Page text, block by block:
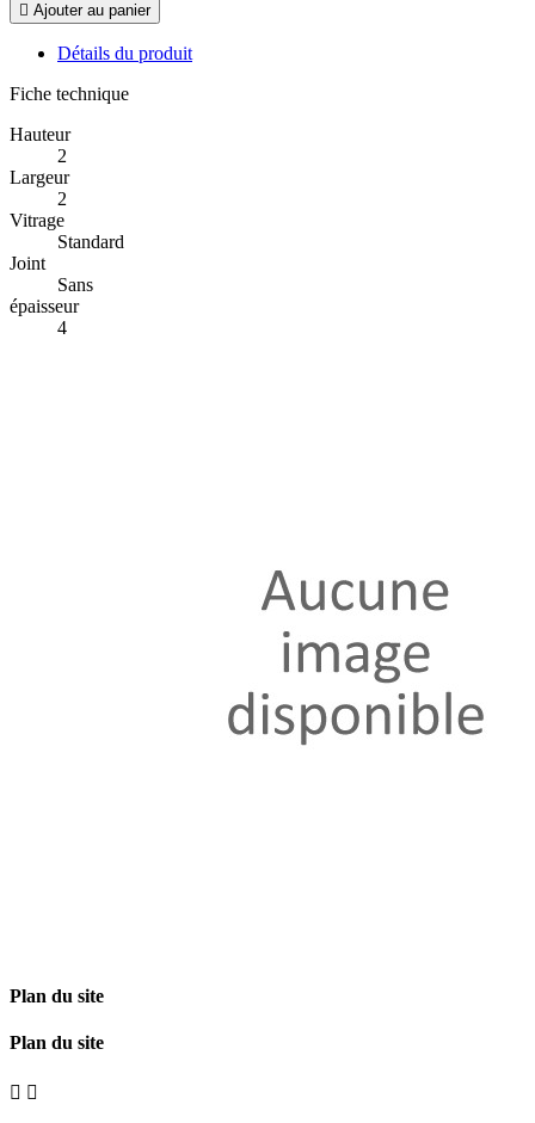
 Ajouter au panier
Détails du produit
Fiche technique
Hauteur
2
Largeur
2
Vitrage
Standard
Joint
Sans
épaisseur
4
Plan du site
Plan du site
 